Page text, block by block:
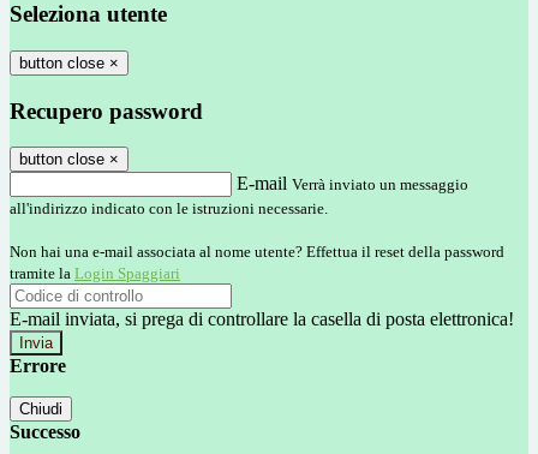
Seleziona utente
button close ×
Recupero password
button close ×
E-mail Verrà inviato un messaggio
all'indirizzo indicato con le istruzioni necessarie.
Non hai una e-mail associata al nome utente? Effettua il reset della password
tramite la Login Spaggiari
E-mail inviata, si prega di controllare la casella di posta elettronica!
Errore
Chiudi
Successo